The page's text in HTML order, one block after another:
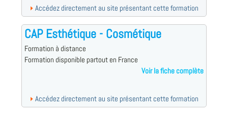
Accédez directement au site présentant cette formation
CAP Esthétique - Cosmétique
Formation à distance
Formation disponible partout en France
Voir la fiche complète
Accédez directement au site présentant cette formation